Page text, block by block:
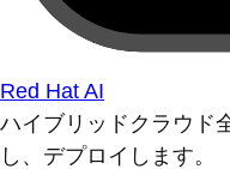
Red Hat AI
ハイブリッドクラウド
し、デプロイします。